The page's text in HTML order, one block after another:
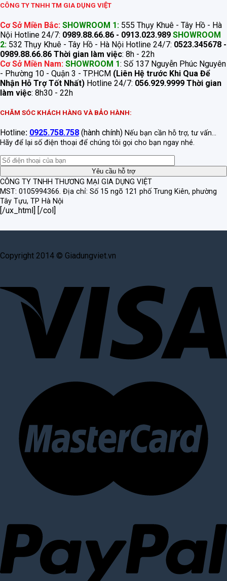
CÔNG TY TNHH TM GIA DỤNG VIỆT
Cơ Sở Miền Bắc: SHOWROOM 1: 555 Thụy Khuê - Tây Hồ - Hà
Nội Hotline 24/7: 0989.88.66.86 - 0913.023.989 SHOWROOM
2: 532 Thụy Khuê - Tây Hồ - Hà Nội Hotline 24/7: 0523.345678 -
0989.88.66.86 Thời gian làm việc: 8h - 22h
Cơ Sở Miền Nam: SHOWROOM 1: Số 137 Nguyễn Phúc Nguyên
- Phường 10 - Quận 3 - TP.HCM (Liên Hệ trước Khi Qua Để
Nhận Hỗ Trợ Tốt Nhất) Hotline 24/7: 056.929.9999 Thời gian
làm việc: 8h30 - 22h
CHĂM SÓC KHÁCH HÀNG VÀ BẢO HÀNH:
Hotline: 0925.758.758 (hành chính) Nếu bạn cần hỗ trợ, tư vấn...
Hãy để lại số điện thoại để chúng tôi gọi cho bạn ngay nhé.
CÔNG TY TNHH THƯƠNG MẠI GIA DỤNG VIỆT
MST: 0105994366. Địa chỉ: Số 15 ngõ 121 phố Trung Kiên, phường
Tây Tựu, TP Hà Nội
[/ux_html] [/col]
Copyright 2014 © Giadungviet.vn